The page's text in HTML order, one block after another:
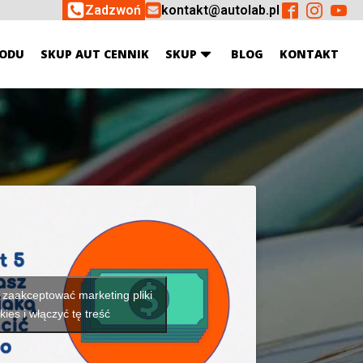
Zadzwoń kontakt@autolab.pl
SKUP AUT CENNIK SKUP BLOG KONTAKT
marketing pliki
i włączyć tę treść